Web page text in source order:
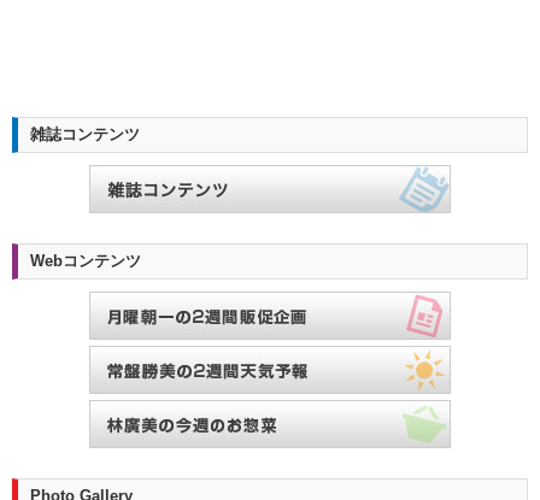
雑誌コンテンツ
Webコンテンツ